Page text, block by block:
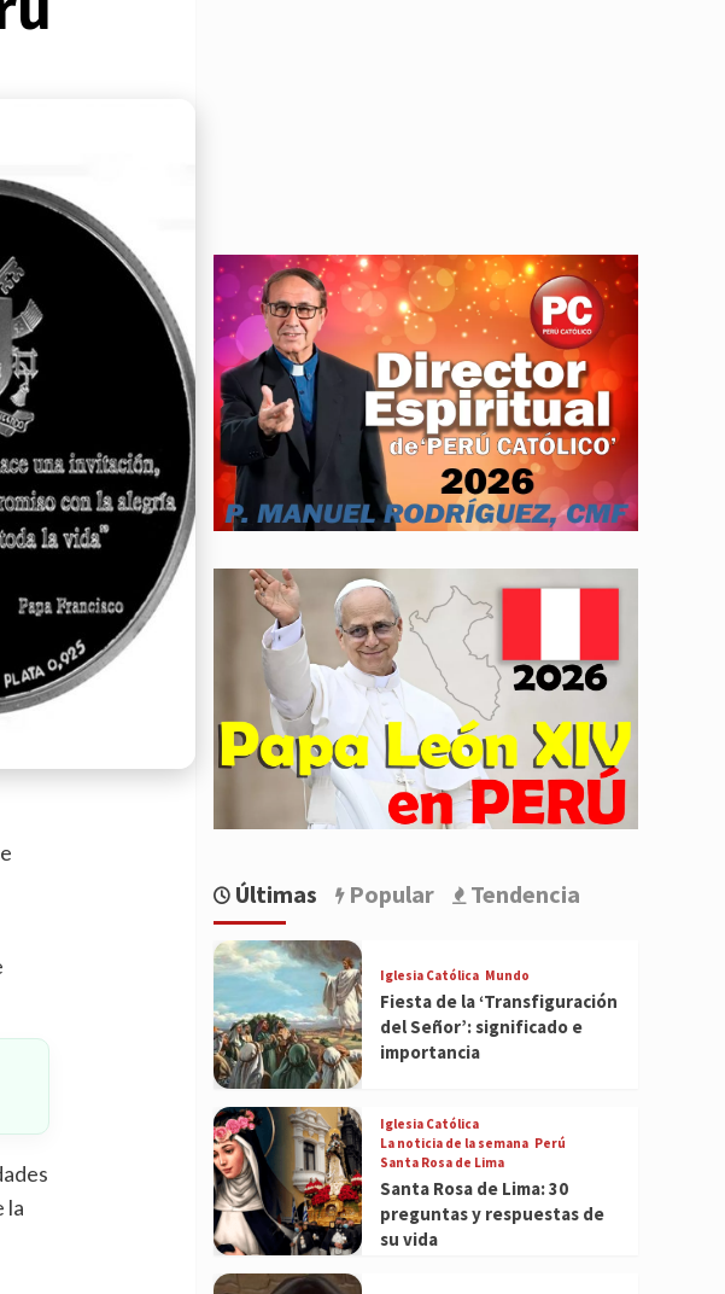
la
Últimas Popular Tendencia
Iglesia Católica Mundo
Fiesta de la ‘Transfiguración
del Señor’: significado e
importancia
Iglesia Católica
La noticia de la semana Perú
Santa Rosa de Lima
Santa Rosa de Lima: 30
preguntas y respuestas de
su vida